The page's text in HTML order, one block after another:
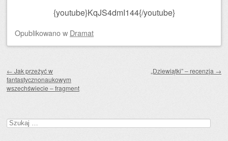
{youtube}KqJS4dmI144{/youtube}
Opublikowanow Dramat
← Jak przeżyć w
fantastycznonaukowym
wszechświecie – fragment
„Dziewiątki” – recenzja →
Szukaj: